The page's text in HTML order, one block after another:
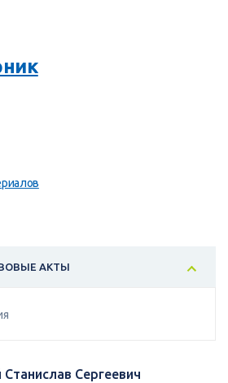
АКТЫ
Станислав Сергеевич